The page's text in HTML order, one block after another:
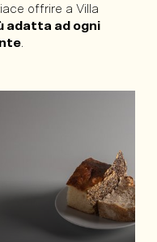
offrire a Villa
adatta ad ogni
.